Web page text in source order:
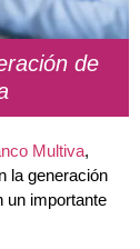
de
Multiva,
la generación
un importante